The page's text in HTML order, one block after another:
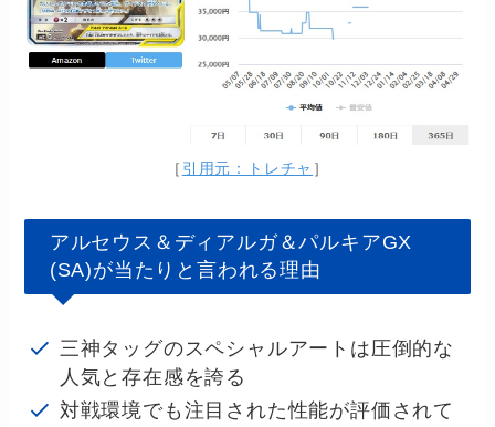
［ 引用元：トレチャ ］
アルセウス＆ディアルガ＆パルキアGX
(SA)が当たりと言われる理由
三神タッグのスペシャルアートは圧倒的な
人気と存在感を誇る
対戦環境でも注目された性能が評価されて